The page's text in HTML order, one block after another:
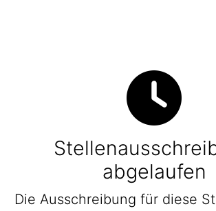
abgelaufen
Die Ausschreibung für diese